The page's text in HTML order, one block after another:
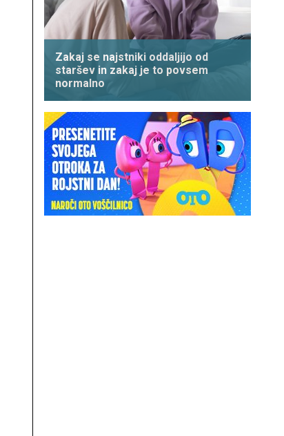
Zakaj se najstniki oddaljijo od
staršev in zakaj je to povsem
normalno